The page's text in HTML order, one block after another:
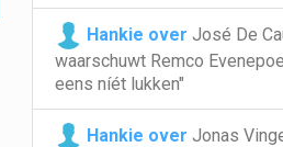
Hankie over José De
waarschuwt Remco
eens níét lukken"
Hankie over Jonas